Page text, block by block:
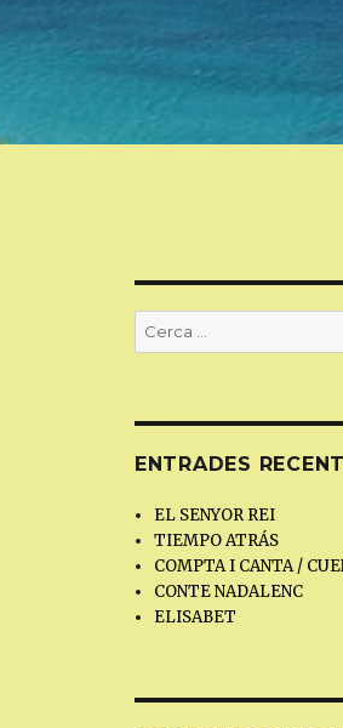
Cerca:
ENTRADES
EL SENYOR REI
TIEMPO ATRÁS
COMPTA I CANTA /
CONTE NADALENC
ELISABET